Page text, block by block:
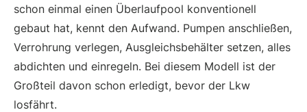
schon einmal einen Überlaufpool konventionell
gebaut hat, kennt den Aufwand. Pumpen anschließen,
Verrohrung verlegen, Ausgleichsbehälter setzen, alles
abdichten und einregeln. Bei diesem Modell ist der
Großteil davon schon erledigt, bevor der Lkw
losfährt.